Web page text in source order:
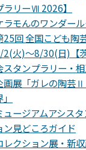
ラリーⅦ 2026】
ラモんのワンダー
25回 全国こども陶
2(火)～8/30(日)【
スタンプラリー・相
画展「ガレの陶芸
ュージアムアシス
ン見どころガイド
レクション展・新